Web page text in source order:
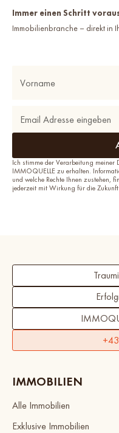
Immer einen Schritt
Immobilienbranche – direkt in
Ich stimme der Verarbeitung
IMMOQUELLE zu erhalten.
und welche Rechte Ihnen zustehen,
jederzeit mit Wirkung für die
IMMOBILIEN
Alle Immobilien
Exklusive Immobilien